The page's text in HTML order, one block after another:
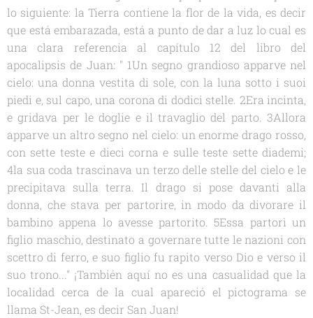
lo siguiente: la Tierra contiene la flor de la vida, es decir
que está embarazada, está a punto de dar a luz lo cual es
una clara referencia al capítulo 12 del libro del
apocalipsis de Juan: " 1Un segno grandioso apparve nel
cielo: una donna vestita di sole, con la luna sotto i suoi
piedi e, sul capo, una corona di dodici stelle. 2Era incinta,
e gridava per le doglie e il travaglio del parto. 3Allora
apparve un altro segno nel cielo: un enorme drago rosso,
con sette teste e dieci corna e sulle teste sette diademi;
4la sua coda trascinava un terzo delle stelle del cielo e le
precipitava sulla terra. Il drago si pose davanti alla
donna, che stava per partorire, in modo da divorare il
bambino appena lo avesse partorito. 5Essa partorì un
figlio maschio, destinato a governare tutte le nazioni con
scettro di ferro, e suo figlio fu rapito verso Dio e verso il
suo trono..." ¡También aquí no es una casualidad que la
localidad cerca de la cual apareció el pictograma se
llama St-Jean, es decir San Juan!